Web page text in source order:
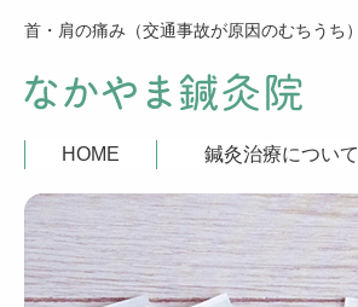
HOME 鍼灸治療について